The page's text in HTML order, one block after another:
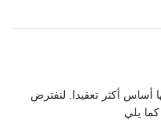
أساس أكثر تعقيدا. لنفترض
يلي